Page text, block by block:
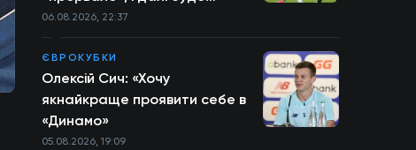
більше»
06.08.2026, 22:37
ЄВРОКУБКИ
Олексій Сич: «Хочу
якнайкраще проявити себе в
«Динамо»
05.08.2026, 19:09